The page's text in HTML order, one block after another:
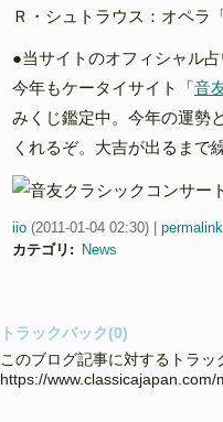
Ｒ・シュトラウス：オペラ
●当サイトのオフィシャル
今年もケータイサイト「音
みくじ鑑定中。今年の運勢
くれるぞ。大吉が出るまで
iio (2011-01-04 02:30) permalink
カテゴリ : News
トラックバック(0)
このブログ記事に対するトラッ
https://